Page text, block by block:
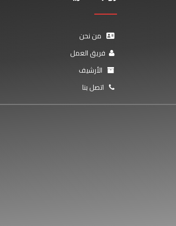
من نحن
فريق العمل
الأرشيف
اتصل بنا